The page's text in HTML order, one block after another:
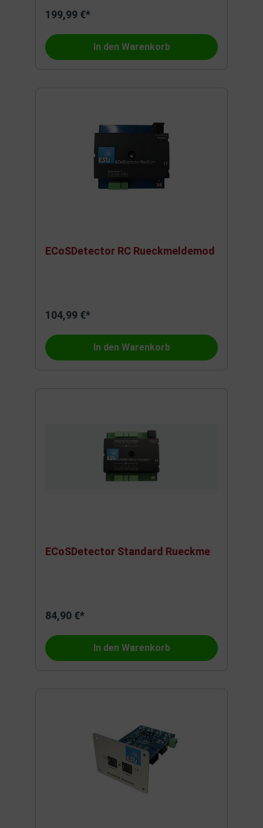
199,99 €*
In den Warenkorb
ECoSDetector RC Rueckmeldemod
104,99 €*
In den Warenkorb
ECoSDetector Standard Rueckme
84,90 €*
In den Warenkorb